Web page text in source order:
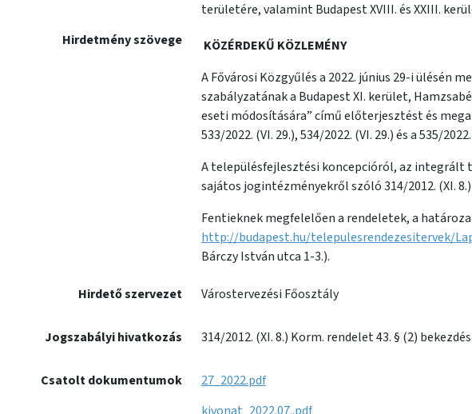
területére, valamint Budapest XVIII. és XXIII.
Hirdetmény szövege
KÖZÉRDEKŰ KÖZLEMÉNY
A Fővárosi Közgyűlés a 2022. június 29-i ülésén
szabályzatának a Budapest XI. kerület,
eseti módosítására” című előterjesztést és
533/2022. (VI. 29.), 534/2022. (VI. 29.) és a 535/
A településfejlesztési koncepcióról, az integrált
sajátos jogintézményekről szóló 314/2012. (XI.
Fentieknek megfelelően a rendeletek, a
http://budapest.hu/telepulesrendezesitervek/
Bárczy István utca 1-3.).
Hirdető szervezet Várostervezési Főosztály
Jogszabályi hivatkozás 314/2012. (XI. 8.) Korm. rendelet 43. § (2) bekezdés
Csatolt dokumentumok
27_2022.pdf